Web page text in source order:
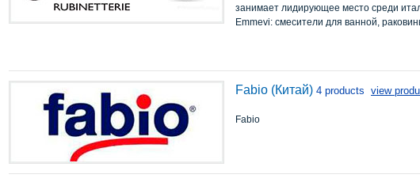
занимает лидирующее место среди
Emmevi: смесители для ванной,
Fabio (Китай) 4 products view
Fabio